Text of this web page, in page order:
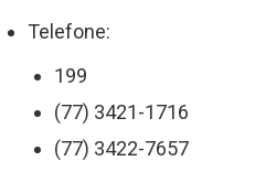
Telefone:
199
(77) 3421-1716
(77) 3422-7657